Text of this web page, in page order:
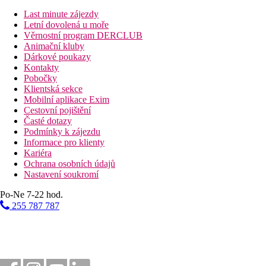
Pláž
Lehátka a slunečníky na pláži zdarma
Plážová dovolená
Bazény
Bar u bazénu
Lehátka u bazénu
Slunečníky u bazénu
Fotogalerie
Last minute zájezdy
Letní dovolená u moře
Věrnostní program DERCLUB
Animační kluby
Dárkové poukazy
Kontakty
Pobočky
Klientská sekce
Mobilní aplikace Exim
Cestovní pojištění
Časté dotazy
Podmínky k zájezdu
Informace pro klienty
Kariéra
Ochrana osobních údajů
Nastavení soukromí
Po-Ne 7-22 hod.
255 787 787